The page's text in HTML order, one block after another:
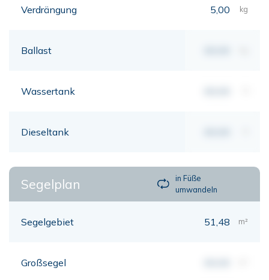
Verdrängung 5,00 kg
Ballast
Wassertank
Dieseltank
Segelplan
in Füße
umwandeln
Segelgebiet 51,48 m²
Großsegel